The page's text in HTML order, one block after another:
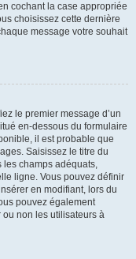
cochant la case appropriée
choisissez cette dernière
message votre souhait
le premier message d’un
en-dessous du formulaire
il est probable que
Saisissez le titre du
champs adéquats,
ligne. Vous pouvez définir
en modifiant, lors du
pouvez également
non les utilisateurs à